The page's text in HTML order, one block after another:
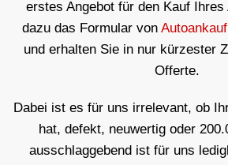
erstes Angebot für den Kauf
dazu das Formular von
und erhalten Sie in nur kürzester
Offerte.
Dabei ist es für uns irrelevant, ob
hat, defekt, neuwertig oder
ausschlaggebend ist für uns